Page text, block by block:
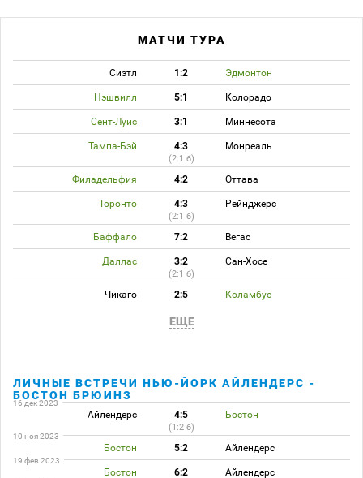
МАТЧИ ТУРА
Сиэтл 1:2 Эдмонтон
Нэшвилл 5:1 Колорадо
Сент-Луис 3:1 Миннесота
Тампа-Бэй 4:3 Монреаль
(2:1 б)
Филадельфия 4:2 Оттава
Торонто 4:3 Рейнджерс
(2:1 б)
Баффало 7:2 Вегас
Даллас 3:2 Сан-Хосе
(2:1 б)
Чикаго 2:5 Коламбус
ЕЩЕ
ЛИЧНЫЕ ВСТРЕЧИ НЬЮ-ЙОРК АЙЛЕНДЕРС -
БОСТОН БРЮИНЗ
16 дек 2023
Айлендерс 4:5 Бостон
(1:2 б)
10 ноя 2023
Бостон 5:2 Айлендерс
19 фев 2023
Бостон 6:2 Айлендерс